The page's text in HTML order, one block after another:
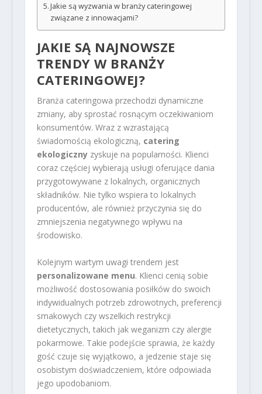
Jakie są wyzwania w branży cateringowej
związane z innowacjami?
JAKIE SĄ NAJNOWSZE
TRENDY W BRANŻY
CATERINGOWEJ?
Branża cateringowa przechodzi dynamiczne
zmiany, aby sprostać rosnącym oczekiwaniom
konsumentów. Wraz z wzrastającą
świadomością ekologiczną, catering
ekologicznyzyskuje na popularności. Klienci
coraz częściej wybierają usługi oferujące dania
przygotowywane z lokalnych, organicznych
składników. Nie tylko wspiera to lokalnych
producentów, ale również przyczynia się do
zmniejszenia negatywnego wpływu na
środowisko.
Kolejnym wartym uwagi trendem jest
personalizowane menu. Klienci cenią sobie
możliwość dostosowania posiłków do swoich
indywidualnych potrzeb zdrowotnych, preferencji
smakowych czy wszelkich restrykcji
dietetycznych, takich jak weganizm czy alergie
pokarmowe. Takie podejście sprawia, że każdy
gość czuje się wyjątkowo, a jedzenie staje się
osobistym doświadczeniem, które odpowiada
jego upodobaniom.